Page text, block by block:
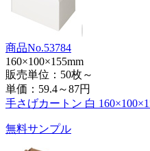
商品No.53784
160×100×155mm
販売単位：50枚～
単価： 59.4～87円
手さげカートン 白
無料サンプル